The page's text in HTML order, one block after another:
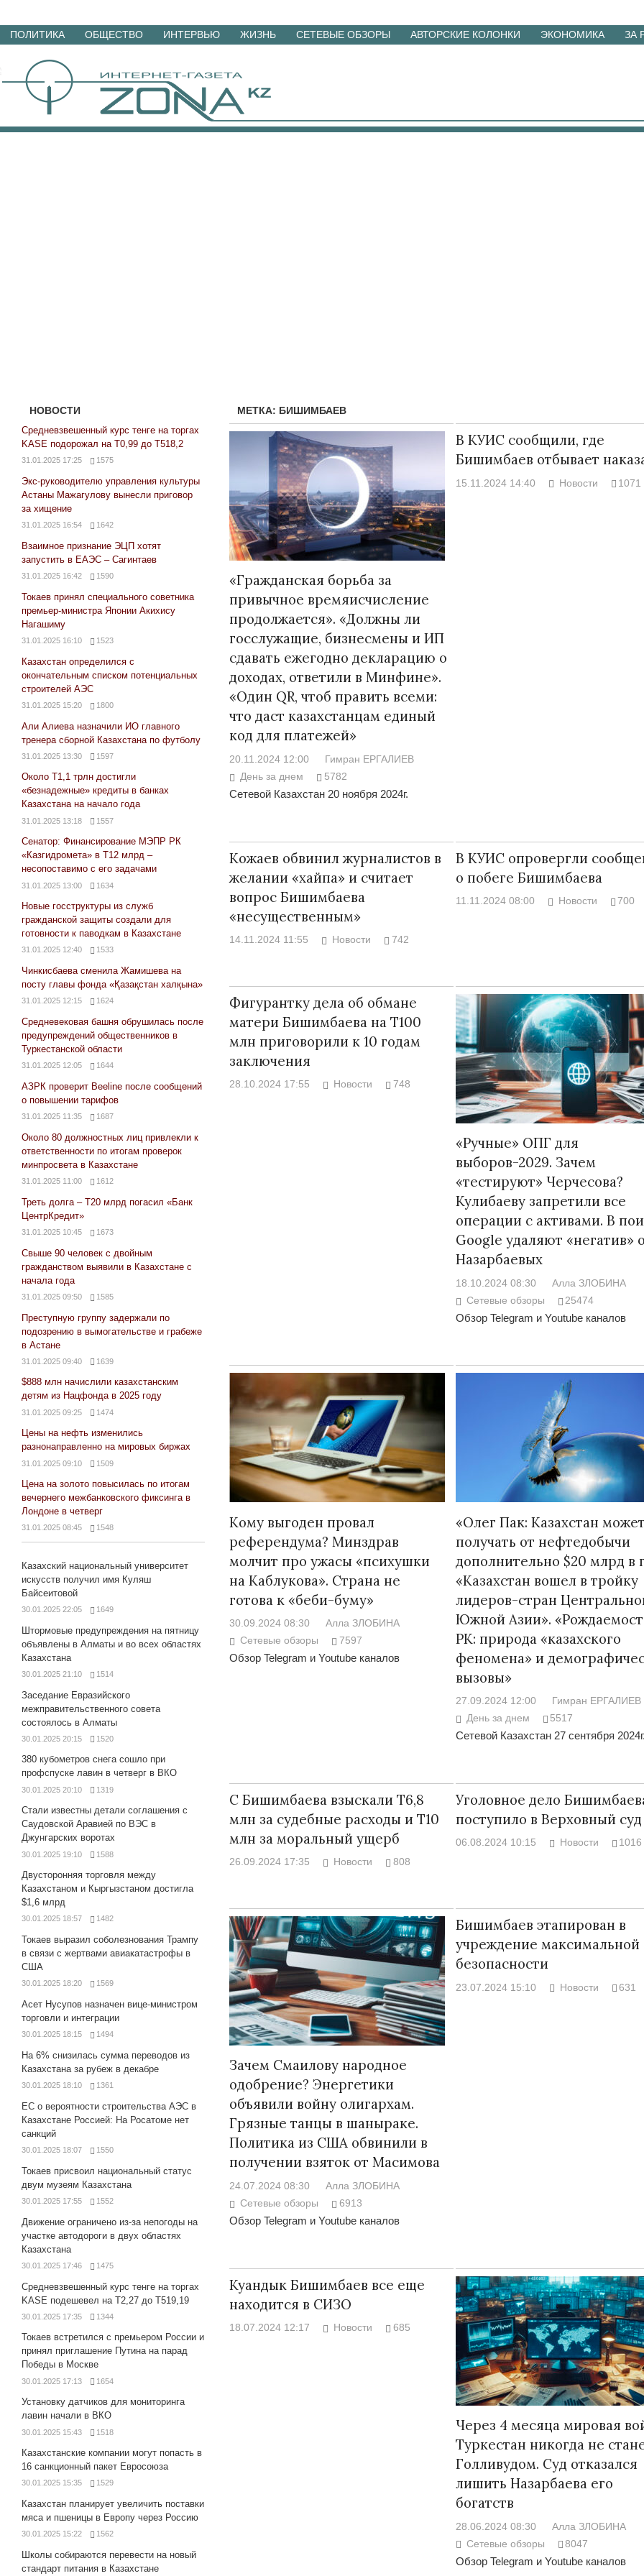
Перейти
материалам
ПОЛИТИКА ОБЩЕСТВО ИНТЕРВЬЮ ЖИЗНЬ СЕТЕВЫЕ ОБЗОРЫ АВТОРСКИЕ КОЛОНКИ ЭКОНОМИКА ЗА
МЕТКА: БИШИМБАЕВ
«Гражданская борьба за
привычное времяисчисление
продолжается». «Должны ли
госслужащие, бизнесмены и ИП
сдавать ежегодно декларацию о
доходах, ответили в Минфине».
«Один QR, чтоб править всеми:
что даст казахстанцам единый
код для платежей»
20.11.2024 12:00
Гимран ЕРГАЛИЕВ
День за днем
5782
Сетевой Казахстан 20 ноября 2024г.
В КУИС сообщили, где
Бишимбаев отбывает
15.11.2024 14:40 Новости 1071
Кожаев обвинил журналистов в
желании «хайпа» и считает
вопрос Бишимбаева
«несущественным»
14.11.2024 11:55 Новости 742
В КУИС опровергли
о побеге Бишимбаева
11.11.2024 08:00 Новости 700
Фигурантку дела об обмане
матери Бишимбаева на Т100
млн приговорили к 10 годам
заключения
28.10.2024 17:55 Новости 748
«Ручные» ОПГ для
выборов-2029. Зачем
«тестируют» Черчесова?
Кулибаеву запретили все
операции с активами. В
Google удаляют «негатив» о
Назарбаевых
18.10.2024 08:30
Алла ЗЛОБИНА
Сетевые обзоры
25474
Обзор Telegram и Youtube каналов
Кому выгоден провал
референдума? Минздрав
молчит про ужасы «психушки
на Каблукова». Страна не
готова к «беби-буму»
30.09.2024 08:30
Алла ЗЛОБИНА
Сетевые обзоры
7597
Обзор Telegram и Youtube каналов
«Олег Пак: Казахстан может
получать от нефтедобычи
дополнительно $20 млрд в
«Казахстан вошел в тройку
лидеров-стран
Южной Азии».
РК: природа «казахского
феномена» и
вызовы»
27.09.2024 12:00
Гимран ЕРГАЛИЕВ
День за днем
5517
Сетевой Казахстан 27 сентября 2024г.
С Бишимбаева взыскали Т6,8
млн за судебные расходы и Т10
млн за моральный ущерб
26.09.2024 17:35 Новости 808
Уголовное дело
поступило в Верховный суд
06.08.2024 10:15 Новости 1016
Зачем Смаилову народное
одобрение? Энергетики
объявили войну олигархам.
Грязные танцы в шаныраке.
Политика из США обвинили в
получении взяток от Масимова
24.07.2024 08:30
Алла ЗЛОБИНА
Сетевые обзоры
6913
Обзор Telegram и Youtube каналов
Бишимбаев этапирован в
учреждение максимальной
безопасности
23.07.2024 15:10 Новости 631
Куандык Бишимбаев все еще
находится в СИЗО
18.07.2024 12:17 Новости 685
Через 4 месяца мировая
Туркестан никогда не
Голливудом. Суд отказался
лишить Назарбаева его
богатств
28.06.2024 08:30
Алла ЗЛОБИНА
Сетевые обзоры
8047
Обзор Telegram и Youtube каналов
НОВОСТИ
Средневзвешенный курс тенге на торгах
KASE подорожал на Т0,99 до Т518,2
31.01.2025 17:25 1575
Экс-руководителю управления культуры
Астаны Мажагулову вынесли приговор
за хищение
31.01.2025 16:54 1642
Взаимное признание ЭЦП хотят
запустить в ЕАЭС – Сагинтаев
31.01.2025 16:42 1590
Токаев принял специального советника
премьер-министра Японии Акихису
Нагашиму
31.01.2025 16:10 1523
Казахстан определился с
окончательным списком потенциальных
строителей АЭС
31.01.2025 15:20 1800
Али Алиева назначили ИО главного
тренера сборной Казахстана по футболу
31.01.2025 13:30 1597
Около Т1,1 трлн достигли
«безнадежные» кредиты в банках
Казахстана на начало года
31.01.2025 13:18 1557
Сенатор: Финансирование МЭПР РК
«Казгидромета» в Т12 млрд –
несопоставимо с его задачами
31.01.2025 13:00 1634
Новые госструктуры из служб
гражданской защиты создали для
готовности к паводкам в Казахстане
31.01.2025 12:40 1533
Чинкисбаева сменила Жамишева на
посту главы фонда «Қазақстан халқына»
31.01.2025 12:15 1624
Средневековая башня обрушилась после
предупреждений общественников в
Туркестанской области
31.01.2025 12:05 1644
АЗРК проверит Beeline после сообщений
о повышении тарифов
31.01.2025 11:35 1687
Около 80 должностных лиц привлекли к
ответственности по итогам проверок
минпросвета в Казахстане
31.01.2025 11:00 1612
Треть долга – Т20 млрд погасил «Банк
ЦентрКредит»
31.01.2025 10:45 1673
Свыше 90 человек с двойным
гражданством выявили в Казахстане с
начала года
31.01.2025 09:50 1585
Преступную группу задержали по
подозрению в вымогательстве и грабеже
в Астане
31.01.2025 09:40 1639
$888 млн начислили казахстанским
детям из Нацфонда в 2025 году
31.01.2025 09:25 1474
Цены на нефть изменились
разнонаправленно на мировых биржах
31.01.2025 09:10 1509
Цена на золото повысилась по итогам
вечернего межбанковского фиксинга в
Лондоне в четверг
31.01.2025 08:45 1548
Казахский национальный университет
искусств получил имя Куляш
Байсеитовой
30.01.2025 22:05 1649
Штормовые предупреждения на пятницу
объявлены в Алматы и во всех областях
Казахстана
30.01.2025 21:10 1514
Заседание Евразийского
межправительственного совета
состоялось в Алматы
30.01.2025 20:15 1520
380 кубометров снега сошло при
профспуске лавин в четверг в ВКО
30.01.2025 20:10 1319
Стали известны детали соглашения с
Саудовской Аравией по ВЭС в
Джунгарских воротах
30.01.2025 19:10 1588
Двусторонняя торговля между
Казахстаном и Кыргызстаном достигла
$1,6 млрд
30.01.2025 18:57 1482
Токаев выразил соболезнования Трампу
в связи с жертвами авиакатастрофы в
США
30.01.2025 18:20 1569
Асет Нусупов назначен вице-министром
торговли и интеграции
30.01.2025 18:15 1494
На 6% снизилась сумма переводов из
Казахстана за рубеж в декабре
30.01.2025 18:10 1361
ЕС о вероятности строительства АЭС в
Казахстане Россией: На Росатоме нет
санкций
30.01.2025 18:07 1550
Токаев присвоил национальный статус
двум музеям Казахстана
30.01.2025 17:55 1552
Движение ограничено из-за непогоды на
участке автодороги в двух областях
Казахстана
30.01.2025 17:46 1475
Средневзвешенный курс тенге на торгах
KASE подешевел на Т2,27 до Т519,19
30.01.2025 17:35 1344
Токаев встретился с премьером России и
принял приглашение Путина на парад
Победы в Москве
30.01.2025 17:13 1654
Установку датчиков для мониторинга
лавин начали в ВКО
30.01.2025 15:43 1518
Казахстанские компании могут попасть в
16 санкционный пакет Евросоюза
30.01.2025 15:35 1529
Казахстан планирует увеличить поставки
мяса и пшеницы в Европу через Россию
30.01.2025 15:22 1562
Школы собираются перевести на новый
стандарт питания в Казахстане
Народ выбрал свет
Странная забастовка в Жанаозене.
мошенниками
30.10.2024 14:00
Война Миров.